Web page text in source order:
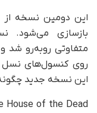
این دومین نسخه
بازسازی می‌شود.
متفاوتی روبه‌رو شد
روی کنسول‌های نسل
این نسخه جدید